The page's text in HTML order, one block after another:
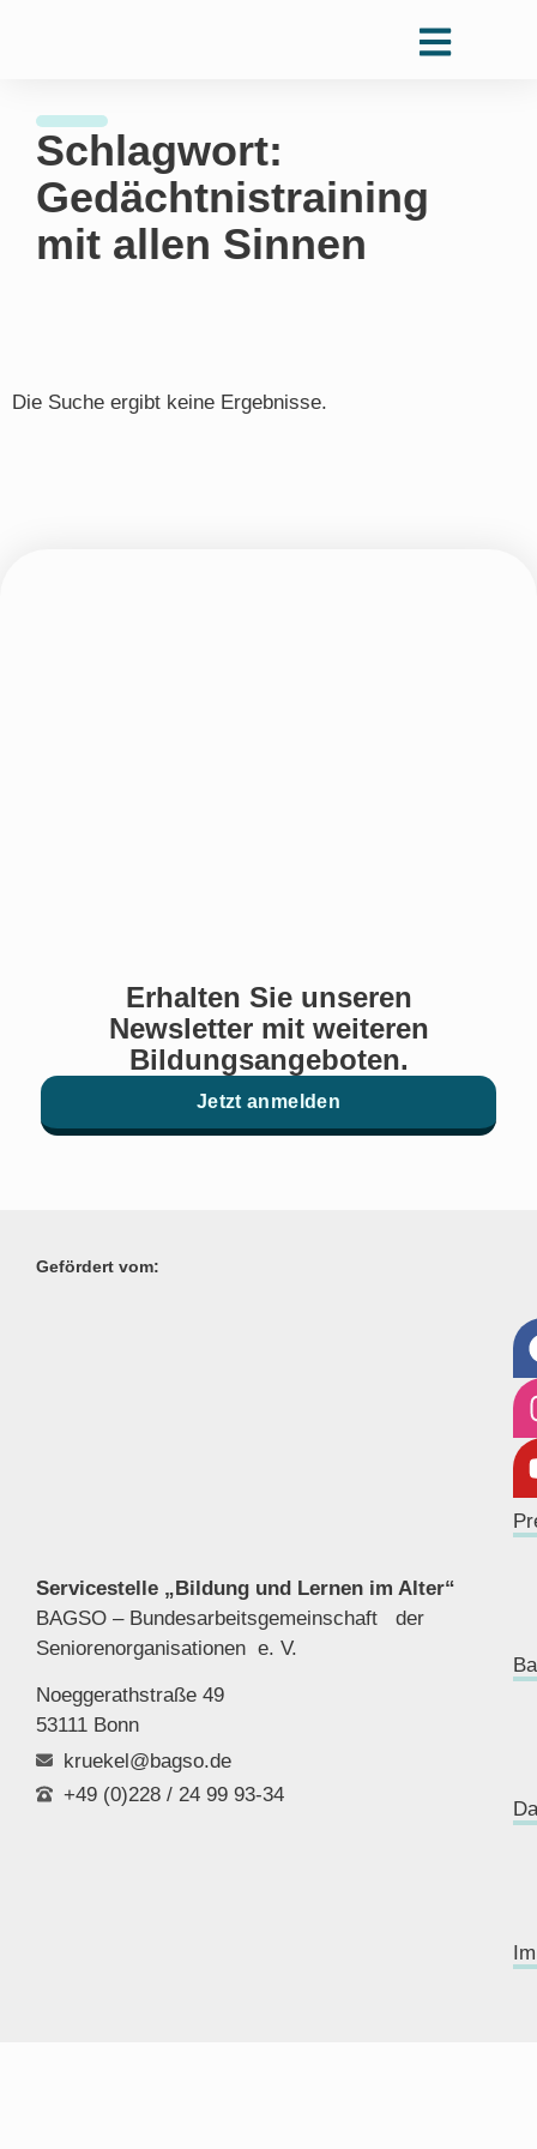
Schlagwort:
Gedächtnistraining
mit allen Sinnen
Die Suche ergibt keine Ergebnisse.
Erhalten Sie unseren
Newsletter mit weiteren
Bildungsangeboten.
Jetzt anmelden
Gefördert vom:
Servicestelle „Bildung und Lernen im Alter“
BAGSO – Bundesarbeitsgemeinschaft der
Seniorenorganisationen e. V.
Noeggerathstraße 49
53111 Bonn
kruekel@bagso.de
+49 (0)228 / 24 99 93-34